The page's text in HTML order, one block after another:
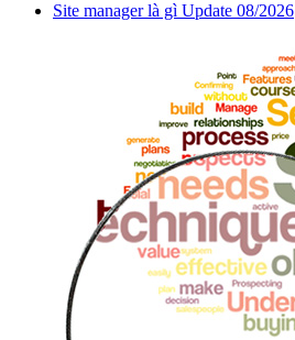
Site manager là gì Update 08/2026